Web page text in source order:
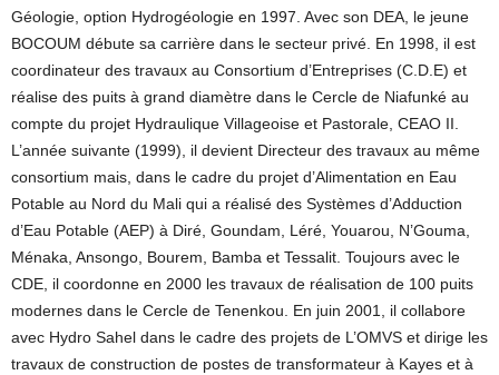
Géologie, option Hydrogéologie en 1997. Avec son DEA, le jeune
BOCOUM débute sa carrière dans le secteur privé. En 1998, il est
coordinateur des travaux au Consortium d’Entreprises (C.D.E) et
réalise des puits à grand diamètre dans le Cercle de Niafunké au
compte du projet Hydraulique Villageoise et Pastorale, CEAO II.
L’année suivante (1999), il devient Directeur des travaux au même
consortium mais, dans le cadre du projet d’Alimentation en Eau
Potable au Nord du Mali qui a réalisé des Systèmes d’Adduction
d’Eau Potable (AEP) à Diré, Goundam, Léré, Youarou, N’Gouma,
Ménaka, Ansongo, Bourem, Bamba et Tessalit. Toujours avec le
CDE, il coordonne en 2000 les travaux de réalisation de 100 puits
modernes dans le Cercle de Tenenkou. En juin 2001, il collabore
avec Hydro Sahel dans le cadre des projets de L’OMVS et dirige les
travaux de construction de postes de transformateur à Kayes et à